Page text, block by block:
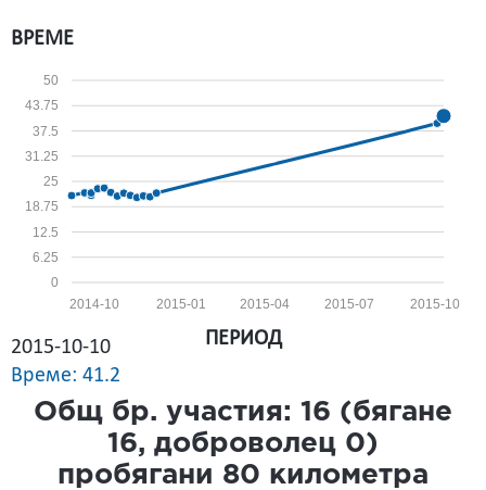
ВРЕМЕ
0
6.25
12.5
18.75
25
31.25
37.5
43.75
50
2015-10
2015-07
2015-04
2015-01
2014-10
2015-10-10
Време: 41.2
ПЕРИОД
Общ бр. участия: 16 (бягане
16, доброволец 0)
пробягани 80 километра